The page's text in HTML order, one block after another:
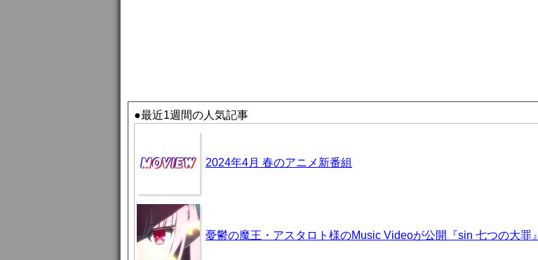
●最近1週間の人気記事
2024年4月 春のアニメ新番組
憂鬱の魔王・アスタロト様のMusic Videoが公開『sin 七つの大罪』